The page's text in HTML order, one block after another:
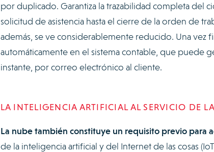
por duplicado. Garantiza la trazabilidad completa del
solicitud de asistencia hasta el cierre de la orden de
además, se ve considerablemente reducido. Una vez
automáticamente en el sistema contable, que puede
instante, por correo electrónico al cliente.
LA INTELIGENCIA ARTIFICIAL AL SERVICIO DE
La nube también constituye un requisito previo para
de la inteligencia artificial y del Internet de las cosas